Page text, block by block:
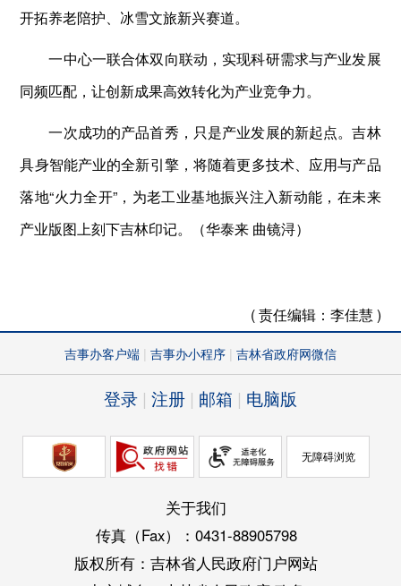
开拓养老陪护、冰雪文旅新兴赛道。
一中心一联合体双向联动，实现科研需求与产业发展
同频匹配，让创新成果高效转化为产业竞争力。
一次成功的产品首秀，只是产业发展的新起点。吉林
具身智能产业的全新引擎，将随着更多技术、应用与产品
落地“火力全开”，为老工业基地振兴注入新动能，在未来
产业版图上刻下吉林印记。（华泰来 曲镜浔）
( 责任编辑： 李佳慧 )